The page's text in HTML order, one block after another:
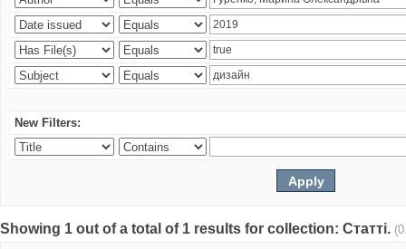
New Filters:
Showing 1 out of a total of 1 results for collection: Статті.